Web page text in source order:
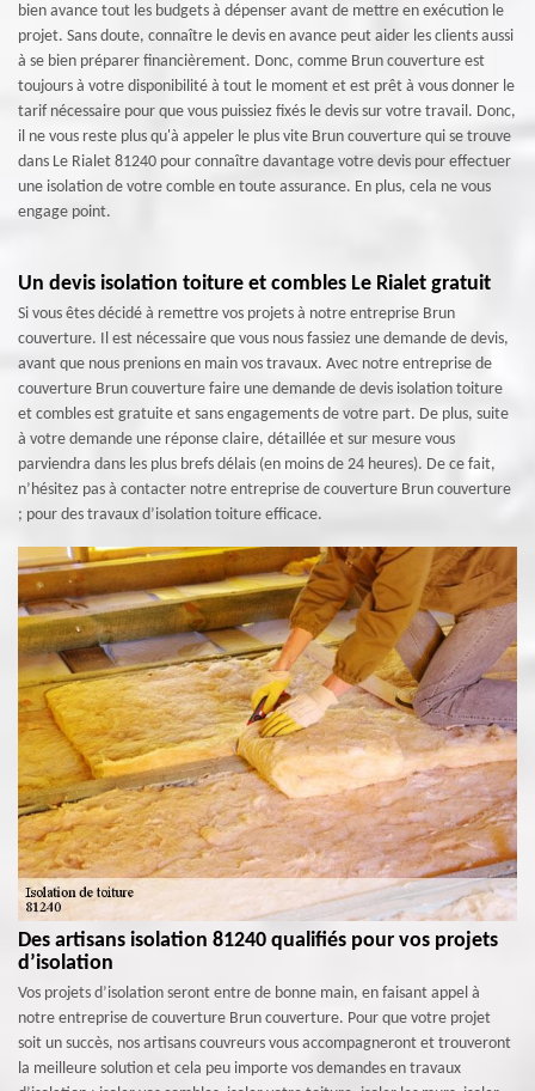
bien avance tout les budgets à dépenser avant de mettre en exécution le
projet. Sans doute, connaître le devis en avance peut aider les clients aussi
à se bien préparer financièrement. Donc, comme Brun couverture est
toujours à votre disponibilité à tout le moment et est prêt à vous donner le
tarif nécessaire pour que vous puissiez fixés le devis sur votre travail. Donc,
il ne vous reste plus qu'à appeler le plus vite Brun couverture qui se trouve
dans Le Rialet 81240 pour connaître davantage votre devis pour effectuer
une isolation de votre comble en toute assurance. En plus, cela ne vous
engage point.
Un devis isolation toiture et combles Le Rialet gratuit
Si vous êtes décidé à remettre vos projets à notre entreprise Brun
couverture. Il est nécessaire que vous nous fassiez une demande de devis,
avant que nous prenions en main vos travaux. Avec notre entreprise de
couverture Brun couverture faire une demande de devis isolation toiture
et combles est gratuite et sans engagements de votre part. De plus, suite
à votre demande une réponse claire, détaillée et sur mesure vous
parviendra dans les plus brefs délais (en moins de 24 heures). De ce fait,
n’hésitez pas à contacter notre entreprise de couverture Brun couverture
; pour des travaux d’isolation toiture efficace.
Des artisans isolation 81240 qualifiés pour vos projets
d’isolation
Vos projets d’isolation seront entre de bonne main, en faisant appel à
notre entreprise de couverture Brun couverture. Pour que votre projet
soit un succès, nos artisans couvreurs vous accompagneront et trouveront
la meilleure solution et cela peu importe vos demandes en travaux